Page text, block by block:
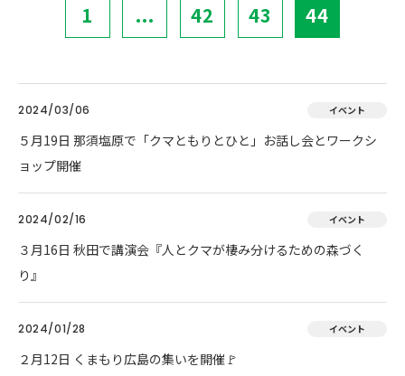
1 ... 42 43 44
2024/03/06 イベント
５月19日 那須塩原で「クマともりとひと」お話し会とワークシ
ョップ開催
2024/02/16 イベント
３月16日 秋田で講演会『人とクマが棲み分けるための森づく
り』
2024/01/28 イベント
２月12日 くまもり広島の集いを開催🚩